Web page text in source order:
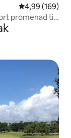
4,99 av 5 i
4,99 (169)
promenad till